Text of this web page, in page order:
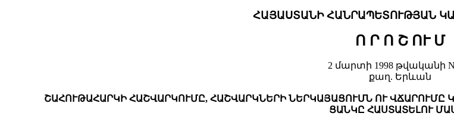
ՀԱՅԱՍՏԱՆԻ ՀԱՆՐԱՊԵՏՈՒԹՅԱՆ
Ո Ր Ո Շ ՈՒ Մ
2 մարտի 1998 թվականի N
քաղ. Երևան
ՇԱՀՈՒԹԱՀԱՐԿԻ ՀԱՇՎԱՐԿՈՒՄԸ, ՀԱՇՎԱՐԿՆԵՐԻ ՆԵՐԿԱՅԱՑՈՒՄՆ ՈՒ
ՑԱՆԿԸ ՀԱՍՏԱՏԵԼՈՒ